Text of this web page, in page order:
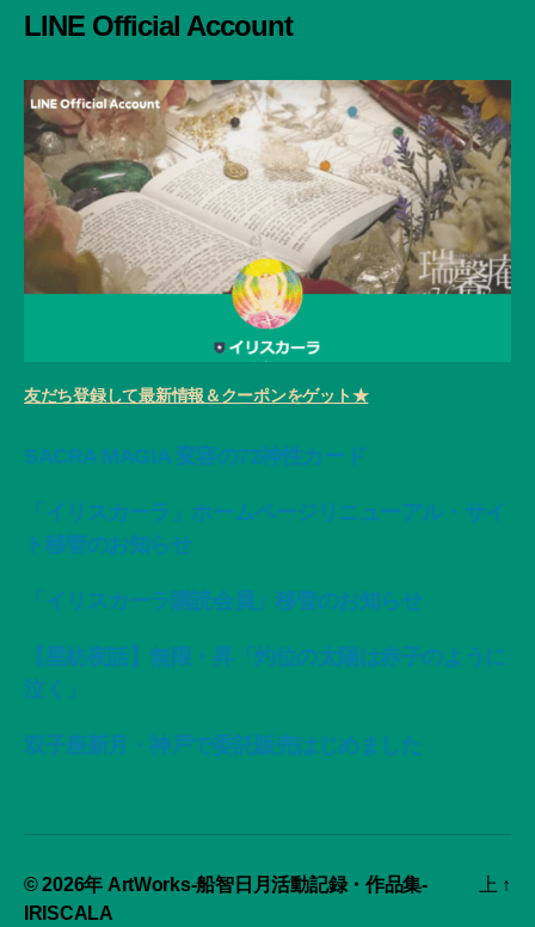
LINE Official Account
友だち登録して最新情報＆クーポンをゲット★
SACRA MAGIA 変容の72神性カード
「イリスカーラ」ホームページリニューアル・サイ
ト移管のお知らせ
「イリスカーラ購読会員」移管のお知らせ
【星紡夜話】無限・昇「灼位の太陽は赤子のように
泣く」
双子座新月・神戸で委託販売はじめました
© 2026年 ArtWorks-船智日月活動記録・作品集-
IRISCALA
上 ↑